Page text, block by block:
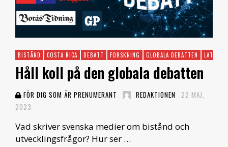
BISTÅND COSTA RICA DEBATT FORSKNING GLOBALA DEBATTEN
Håll koll på den globala debatten
FÖR DIG SOM ÄR PRENUMERANT REDAKTIONEN
22 MAJ,
2023
Vad skriver svenska medier om bistånd och
utvecklingsfrågor? Hur ser …